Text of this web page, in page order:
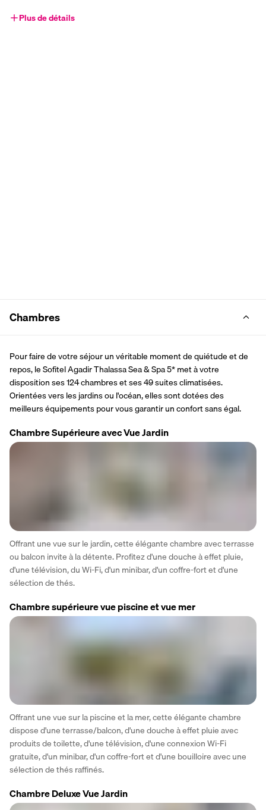
Plus de détails
Chambres
Pour faire de votre séjour un véritable moment de quiétude et de
repos, le Sofitel Agadir Thalassa Sea & Spa 5* met à votre
disposition ses 124 chambres et ses 49 suites climatisées.
Orientées vers les jardins ou l'océan, elles sont dotées des
meilleurs équipements pour vous garantir un confort sans égal.
Chambre Supérieure avec Vue Jardin
Offrant une vue sur le jardin, cette élégante chambre avec terrasse
ou balcon invite à la détente. Profitez d'une douche à effet pluie,
d'une télévision, du Wi-Fi, d'un minibar, d'un coffre-fort et d'une
sélection de thés.
Chambre supérieure vue piscine et vue mer
Offrant une vue sur la piscine et la mer, cette élégante chambre
dispose d'une terrasse/balcon, d'une douche à effet pluie avec
produits de toilette, d'une télévision, d'une connexion Wi-Fi
gratuite, d'un minibar, d'un coffre-fort et d'une bouilloire avec une
sélection de thés raffinés.
Chambre Deluxe Vue Jardin